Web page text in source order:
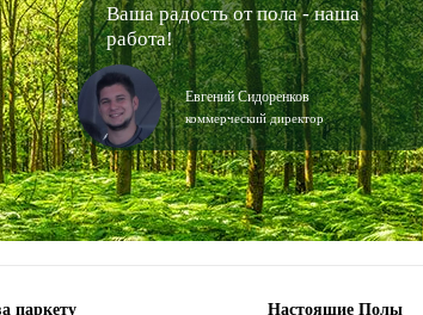
Ваша радость от пола - наша
работа!
Евгений Сидоренков
коммерческий директор
паркету Настоящие Полы